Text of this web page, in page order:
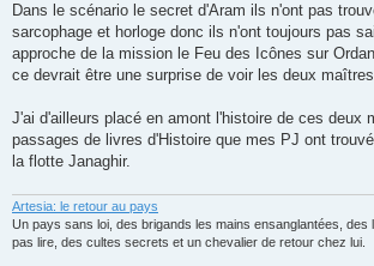
Dans le scénario le secret d'Aram ils n'ont pas
sarcophage et horloge donc ils n'ont toujours pas
approche de la mission le Feu des Icônes sur
ce devrait être une surprise de voir les deux
J'ai d'ailleurs placé en amont l'histoire de ces deux
passages de livres d'Histoire que mes PJ ont
la flotte Janaghir.
Artesia: le retour au pays
Un pays sans loi, des brigands les mains ensanglantées, des
pas lire, des cultes secrets et un chevalier de retour chez lui.